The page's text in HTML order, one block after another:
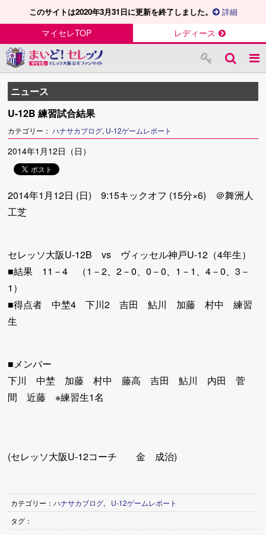
このサイトは2020年3月31日に更新を終了しました。 詳細
マイセレTOP レディース
ニュース
U-12B 練習試合結果
カテゴリー：ハナサカブログ, U-12ゲームレポート
2014年1月12日（日）
2014年1月12日 (日) 9:15キックオフ (15分×6) ＠舞洲人
工芝
セレッソ大阪U-12B vs ヴィッセル神戸U-12（4年生）
■結果 11－4 （1－2、2－0、0－0、1－1、4－0、3－
1）
■得点者 中埜4 下川2 吉田 鮎川 加藤 村中 練習
生
■メンバー
下川 中埜 加藤 村中 藤高 吉田 鮎川 内田 菅
間 近藤 ※練習生1名
(セレッソ大阪U-12コーチ 金 成治)
カテゴリー：ハナサカブログ,
U-12ゲームレポート
タグ：